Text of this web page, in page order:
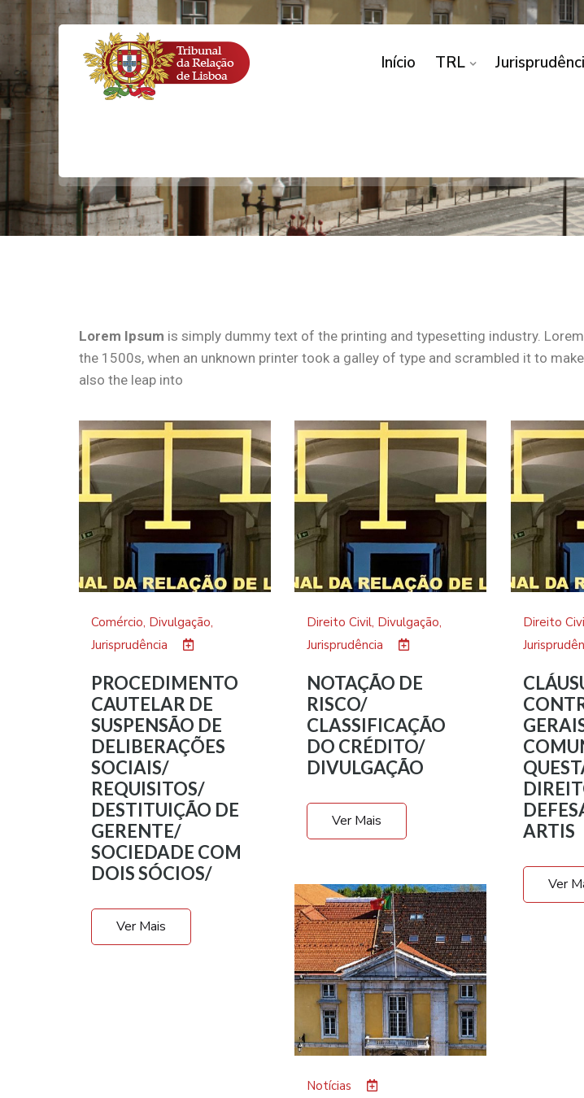
Início TRL
Lorem Ipsum is simply dummy text of the printing and typesetting industry.
the 1500s, when an unknown printer took a galley of type and scrambled it to
also the leap into
Comércio, Divulgação,
Jurisprudência
PROCEDIMENTO
CAUTELAR DE
SUSPENSÃO DE
DELIBERAÇÕES
SOCIAIS/
REQUISITOS/
DESTITUIÇÃO DE
GERENTE/
SOCIEDADE COM
DOIS SÓCIOS/
Ver Mais
Direito Civil, Divulgação,
Jurisprudência
NOTAÇÃO DE
RISCO/
CLASSIFICAÇÃO
DO CRÉDITO/
DIVULGAÇÃO
Ver Mais
Direito
ARTIS
Ver
Notícias